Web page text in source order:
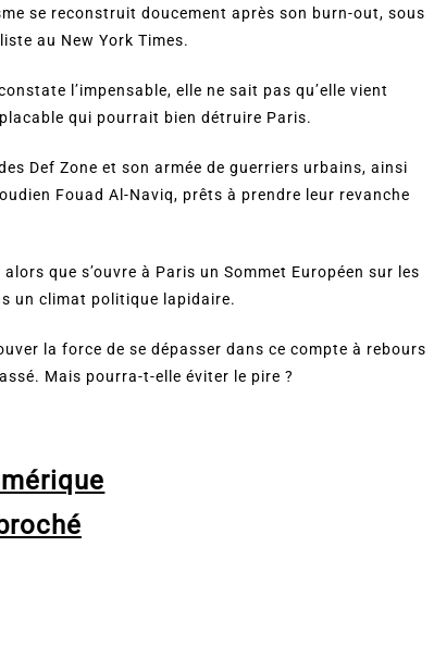
se reconstruit doucement après son burn-out, sous
au New York Times.
l’impensable, elle ne sait pas qu’elle vient
qui pourrait bien détruire Paris.
Def Zone et son armée de guerriers urbains, ainsi
Fouad Al-Naviq, prêts à prendre leur revanche
que s’ouvre à Paris un Sommet Européen sur les
un climat politique lapidaire.
la force de se dépasser dans ce compte à rebours
Mais pourra-t-elle éviter le pire ?
broché